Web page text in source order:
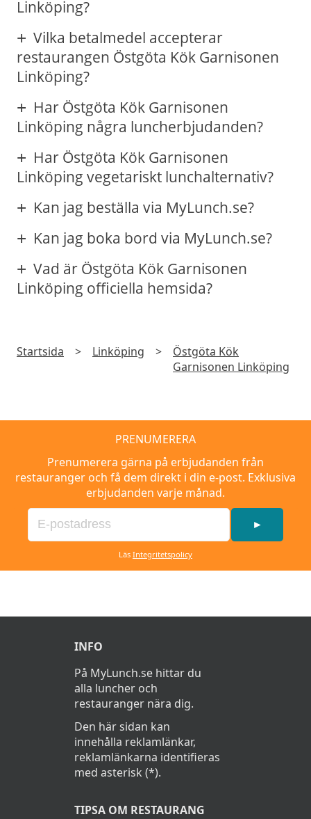
Linköping?
Vilka betalmedel accepterar
restaurangen Östgöta Kök Garnisonen
Linköping?
Har Östgöta Kök Garnisonen
Linköping några luncherbjudanden?
Har Östgöta Kök Garnisonen
Linköping vegetariskt lunchalternativ?
Kan jag beställa via MyLunch.se?
Kan jag boka bord via MyLunch.se?
Vad är Östgöta Kök Garnisonen
Linköping officiella hemsida?
Startsida > Linköping >
Östgöta Kök
Garnisonen Linköping
PRENUMERERA
Prenumerera gärna på erbjudanden från
restauranger och få dem direkt i din e-post. Exklusiva
erbjudanden varje månad.
►
Läs Integritetspolicy
INFO
På MyLunch.se hittar du
alla luncher och
restauranger nära dig.
Den här sidan kan
innehålla reklamlänkar,
reklamlänkarna identifieras
med asterisk (*).
TIPSA OM RESTAURANG